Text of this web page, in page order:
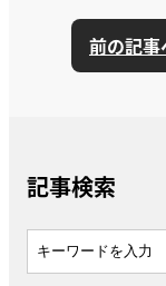
前の記事
記事検索